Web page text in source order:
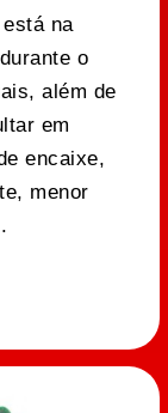
na
o
além de
em
encaixe,
menor